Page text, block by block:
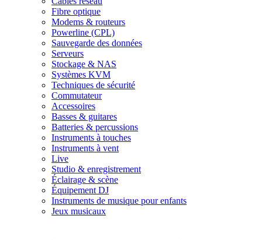
Fibre optique
Modems & routeurs
Powerline (CPL)
Sauvegarde des données
Serveurs
Stockage & NAS
Systèmes KVM
Techniques de sécurité
Commutateur
Accessoires
Basses & guitares
Batteries & percussions
Instruments à touches
Instruments à vent
Live
Studio & enregistrement
Éclairage & scène
Équipement DJ
Instruments de musique pour enfants
Jeux musicaux